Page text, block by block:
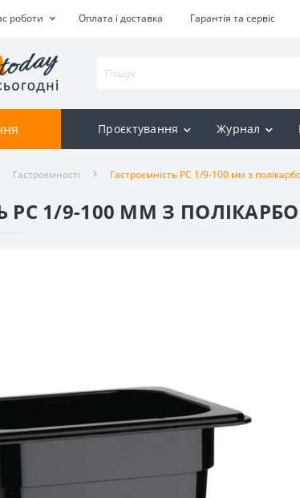
роботи Оплата і доставка Гарантія та сервіс
Проєктування Журнал
Гастроємності Гастроємність РС 1/9-100 мм з
РС 1/9-100 ММ З